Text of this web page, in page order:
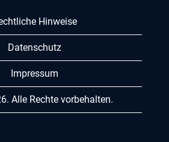
Hinweise
Datenschutz
Impressum
Alle Rechte vorbehalten.